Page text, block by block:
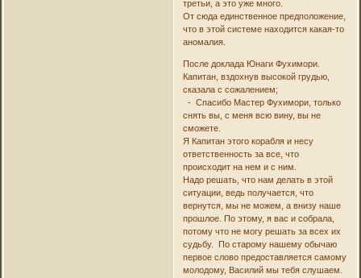
третьи, а это уже много.
От сюда единственное предположение,
что в этой системе находится какая-то
аномалия.
После доклада Юнаги Фухимори.
Капитан, вздохнув высокой грудью,
сказала с сожалением;
- Спасибо Мастер Фухимори, только
снять вы, с меня всю вину, вы не
сможете.
Я Капитан этого корабля и несу
ответственность за все, что
происходит на нем и с ним.
Надо решать, что нам делать в этой
ситуации, ведь получается, что
вернутся, мы не можем, а внизу наше
прошлое. По этому, я вас и собрала,
потому что не могу решать за всех их
судьбу. По старому нашему обычаю
первое слово предоставляется самому
молодому, Василий мы тебя слушаем.